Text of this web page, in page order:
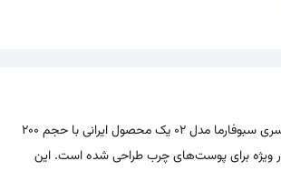
اسپری ضد جوش مای سری سبوفارما مدل 02 یک محصول ایرانی با حجم 200
ویژه برای پوست‌های چرب طراحی شده است. این